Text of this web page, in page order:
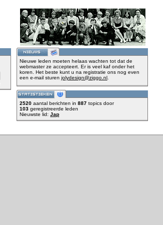
Nieuwe leden moeten helaas wachten tot dat de
webmaster ze accepteert. Er is veel kaf onder het
koren. Het beste kunt u na registratie ons nog even
een e-mail sturen jolydesign@ziggo.nl
2520 aantal berichten in 887 topics door
103 geregistreerde leden
Nieuwste lid: Jap